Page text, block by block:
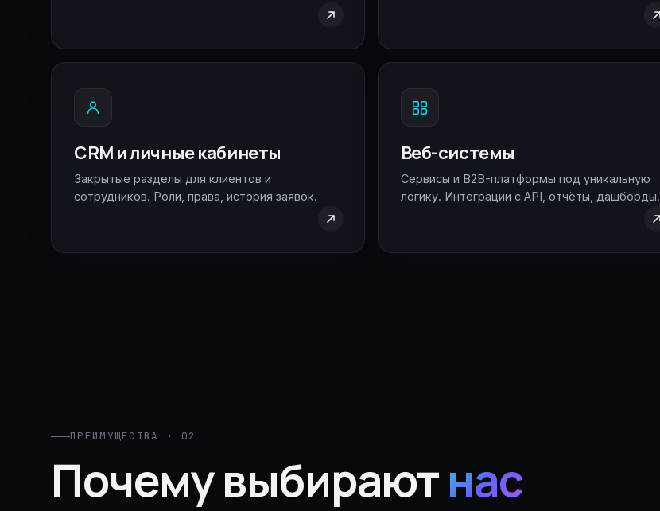
CRM и личные кабинеты
Закрытые разделы для клиентов и
сотрудников. Роли, права, история заявок.
Веб-системы
Сервисы и B2B-платформы под уникальную
логику. Интеграции с API, отчёты, дашборды.
ПРЕИМУЩЕСТВА · 02
Почему выбираютнас